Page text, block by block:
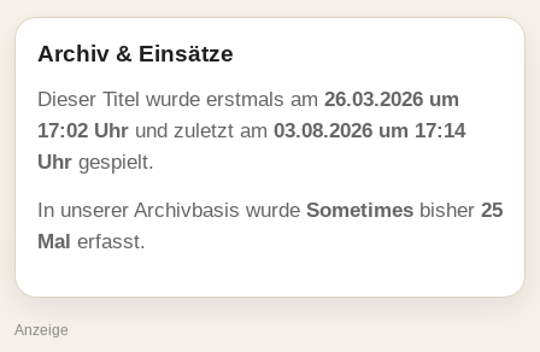
Archiv & Einsätze
Dieser Titel wurde erstmals am 26.03.2026 um
17:02 Uhr und zuletzt am 03.08.2026 um 17:14
Uhr gespielt.
In unserer Archivbasis wurde Sometimes bisher 25
Mal erfasst.
Anzeige